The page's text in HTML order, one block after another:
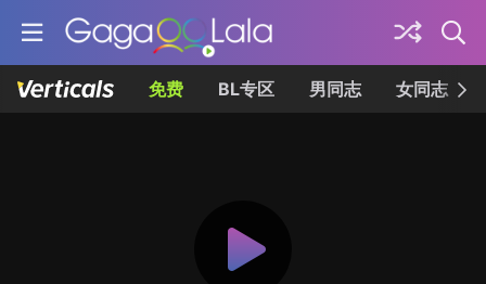
免费 BL专区 男同志 女同志